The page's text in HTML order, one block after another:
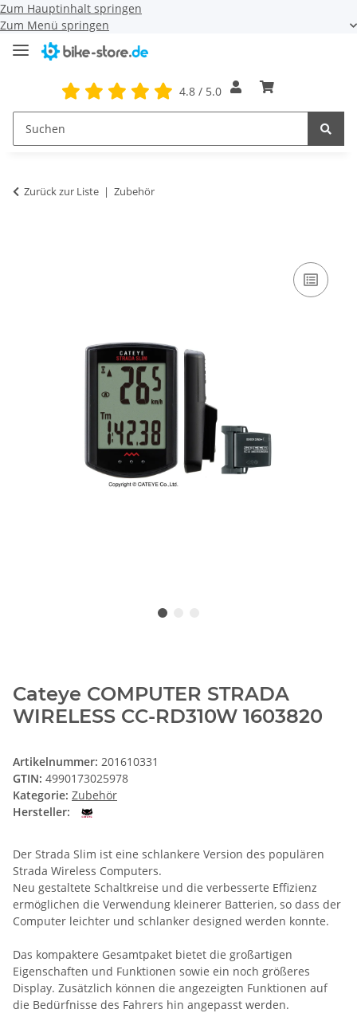
Zum Hauptinhalt springen
Zum Menü springen
4.8 / 5.0
Zurück zur Liste Zubehör
Cateye COMPUTER STRADA
WIRELESS CC-RD310W 1603820
Artikelnummer: 201610331
GTIN: 4990173025978
Kategorie: Zubehör
Hersteller:
Der Strada Slim ist eine schlankere Version des populären
Strada Wireless Computers.
Neu gestaltete Schaltkreise und die verbesserte Effizienz
ermöglichen die Verwendung kleinerer Batterien, so dass der
Computer leichter und schlanker designed werden konnte.
Das kompaktere Gesamtpaket bietet die großartigen
Eigenschaften und Funktionen sowie ein noch größeres
Display. Zusätzlich können die angezeigten Funktionen auf
die Bedürfnisse des Fahrers hin angepasst werden.